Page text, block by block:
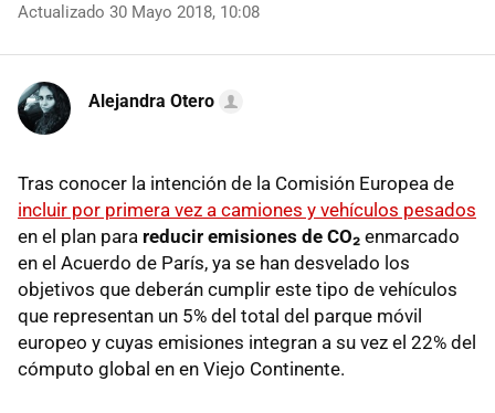
Actualizado 30 Mayo 2018, 10:08
Alejandra Otero
Tras conocer la intención de la Comisión Europea de
incluir por primera vez a camiones y vehículos pesados
en el plan para reducir emisiones de CO₂ enmarcado
en el Acuerdo de París, ya se han desvelado los
objetivos que deberán cumplir este tipo de vehículos
que representan un 5% del total del parque móvil
europeo y cuyas emisiones integran a su vez el 22% del
cómputo global en en Viejo Continente.